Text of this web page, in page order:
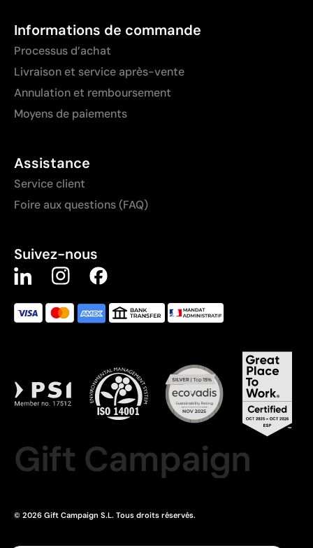
Informations de commande
Processus d’achat
Livraison et service après-vente
Annulation et remboursement
Moyens de paiements
Assistance
Service client
Foire aux questions (FAQ)
Suivez-nous
Gift Campaign
© 2026 Gift Campaign S.L. Tous droits réservés.